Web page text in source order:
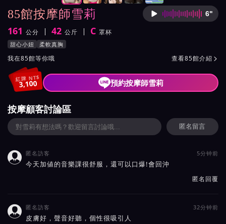
85館按摩師雪莉 按摩師
6"
身高
161 公分
體重 42 公斤
罩杯 C 罩杯
按摩師雪莉服務風格與特色
甜心小妞 柔軟真胸
按摩師雪莉所屬按摩會館介紹與班表
我在85館等你哦 查看85館介紹 
紅牌 NT$
3,100 預約按摩師雪莉
按摩顧客討論區
匿名留言
 匿名訪客 5分钟前
今天加値的音樂課很舒服，還可以口爆!會回沖
匿名回覆
 匿名訪客 32分钟前
皮膚好，聲音好聽，個性很吸引人